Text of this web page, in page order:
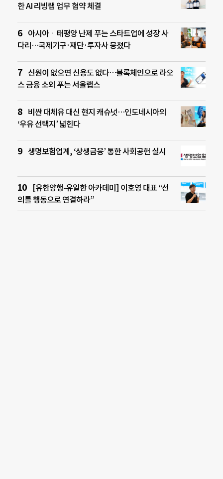
한 AI 리빙랩 업무 협약 체결
아시아ㆍ태평양 난제 푸는 스타트업에 성장 사
다리…국제기구·재단·투자사 뭉쳤다
신원이 없으면 신용도 없다…블록체인으로 라오
스 금융 소외 푸는 서울랩스
비싼 대체유 대신 현지 캐슈넛…인도네시아의
‘우유 선택지’ 넓힌다
생명보험업계, ‘상생금융’ 통한 사회공헌 실시
[유한양행-유일한 아카데미] 이호영 대표 “선
의를 행동으로 연결하라”